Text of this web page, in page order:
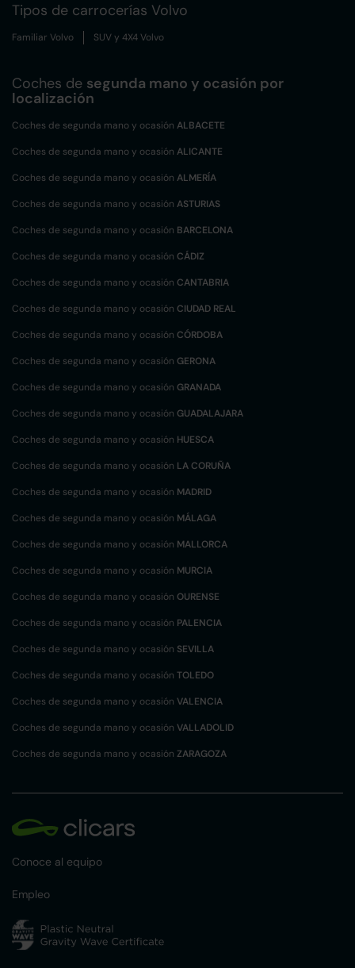
Tipos de carrocerías Volvo
Familiar Volvo SUV y 4X4 Volvo
Coches de segunda mano y ocasión por
localización
Coches de segunda mano y ocasión ALBACETE
Coches de segunda mano y ocasión ALICANTE
Coches de segunda mano y ocasión ALMERÍA
Coches de segunda mano y ocasión ASTURIAS
Coches de segunda mano y ocasión BARCELONA
Coches de segunda mano y ocasión CÁDIZ
Coches de segunda mano y ocasión CANTABRIA
Coches de segunda mano y ocasión CIUDAD REAL
Coches de segunda mano y ocasión CÓRDOBA
Coches de segunda mano y ocasión GERONA
Coches de segunda mano y ocasión GRANADA
Coches de segunda mano y ocasión GUADALAJARA
Coches de segunda mano y ocasión HUESCA
Coches de segunda mano y ocasión LA CORUÑA
Coches de segunda mano y ocasión MADRID
Coches de segunda mano y ocasión MÁLAGA
Coches de segunda mano y ocasión MALLORCA
Coches de segunda mano y ocasión MURCIA
Coches de segunda mano y ocasión OURENSE
Coches de segunda mano y ocasión PALENCIA
Coches de segunda mano y ocasión SEVILLA
Coches de segunda mano y ocasión TOLEDO
Coches de segunda mano y ocasión VALENCIA
Coches de segunda mano y ocasión VALLADOLID
Coches de segunda mano y ocasión ZARAGOZA
Conoce al equipo
Empleo